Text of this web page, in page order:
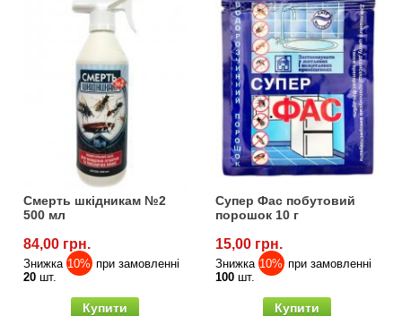
Смерть шкідникам №2
500 мл
84,00 грн.
Знижка 10%при замовленні
20 шт.
Купити
Супер Фас побутовий
порошок 10 г
15,00 грн.
Знижка 10%при замовленні
100 шт.
Купити